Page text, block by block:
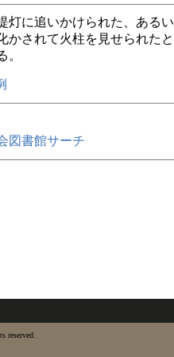
灯に追いかけられた、ある
かされて火柱を見せられた
。
図書館サーチ
reserved.